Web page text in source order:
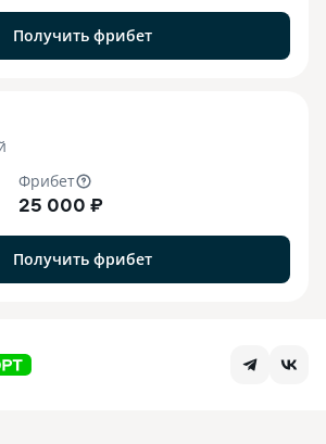
Получить фрибет
Фрибет
25 000 ₽
Получить фрибет